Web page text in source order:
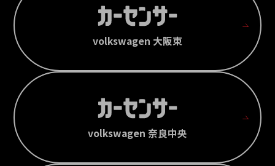
volkswagen 大阪東
volkswagen 奈良中央